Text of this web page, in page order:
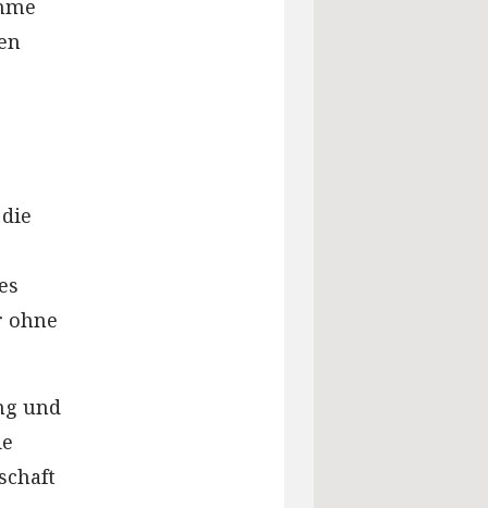
ohne
und